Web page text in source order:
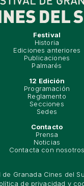
Festival
Historia
Ediciones anteriores
Publicaciones
Palmarés
12 Edición
Programación
Reglamento
Secciones
Sedes
Contacto
Prensa
Noticias
Contacta con nosotros
de Granada Cines del
de privacidad y